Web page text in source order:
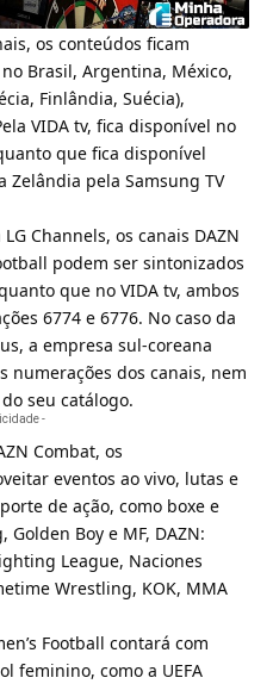
os conteúdos ficam
no Brasil, Argentina, México,
Finlândia, Suécia),
VIDA tv, fica disponível no
que fica disponível
Zelândia pela Samsung TV
Channels, os canais DAZN
podem ser sintonizados
que no VIDA tv, ambos
6774 e 6776. No caso da
, a empresa sul-coreana
numerações dos canais, nem
seu catálogo.
-
Combat, os
eventos ao vivo, lutas e
de ação, como boxe e
Boy e MF, DAZN:
League, Naciones
Wrestling, KOK, MMA
Football contará com
feminino, como a UEFA